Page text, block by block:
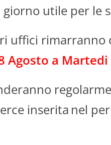
B2/AC
2.4" Fotocamera con flash,
Radio FM, Lettore Audio [...]
QWERTY
NGM
ITALIA
utile per le
uffici rimarranno
Agosto a Martedi
inserita nel